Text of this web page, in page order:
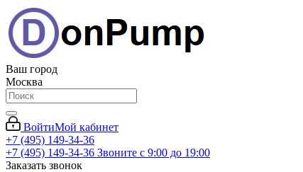
Ваш город
Москва
ВойтиМой кабинет
+7 (495) 149-34-36
+7 (495) 149-34-36 Звоните с 9:00 до 19:00
Заказать звонок